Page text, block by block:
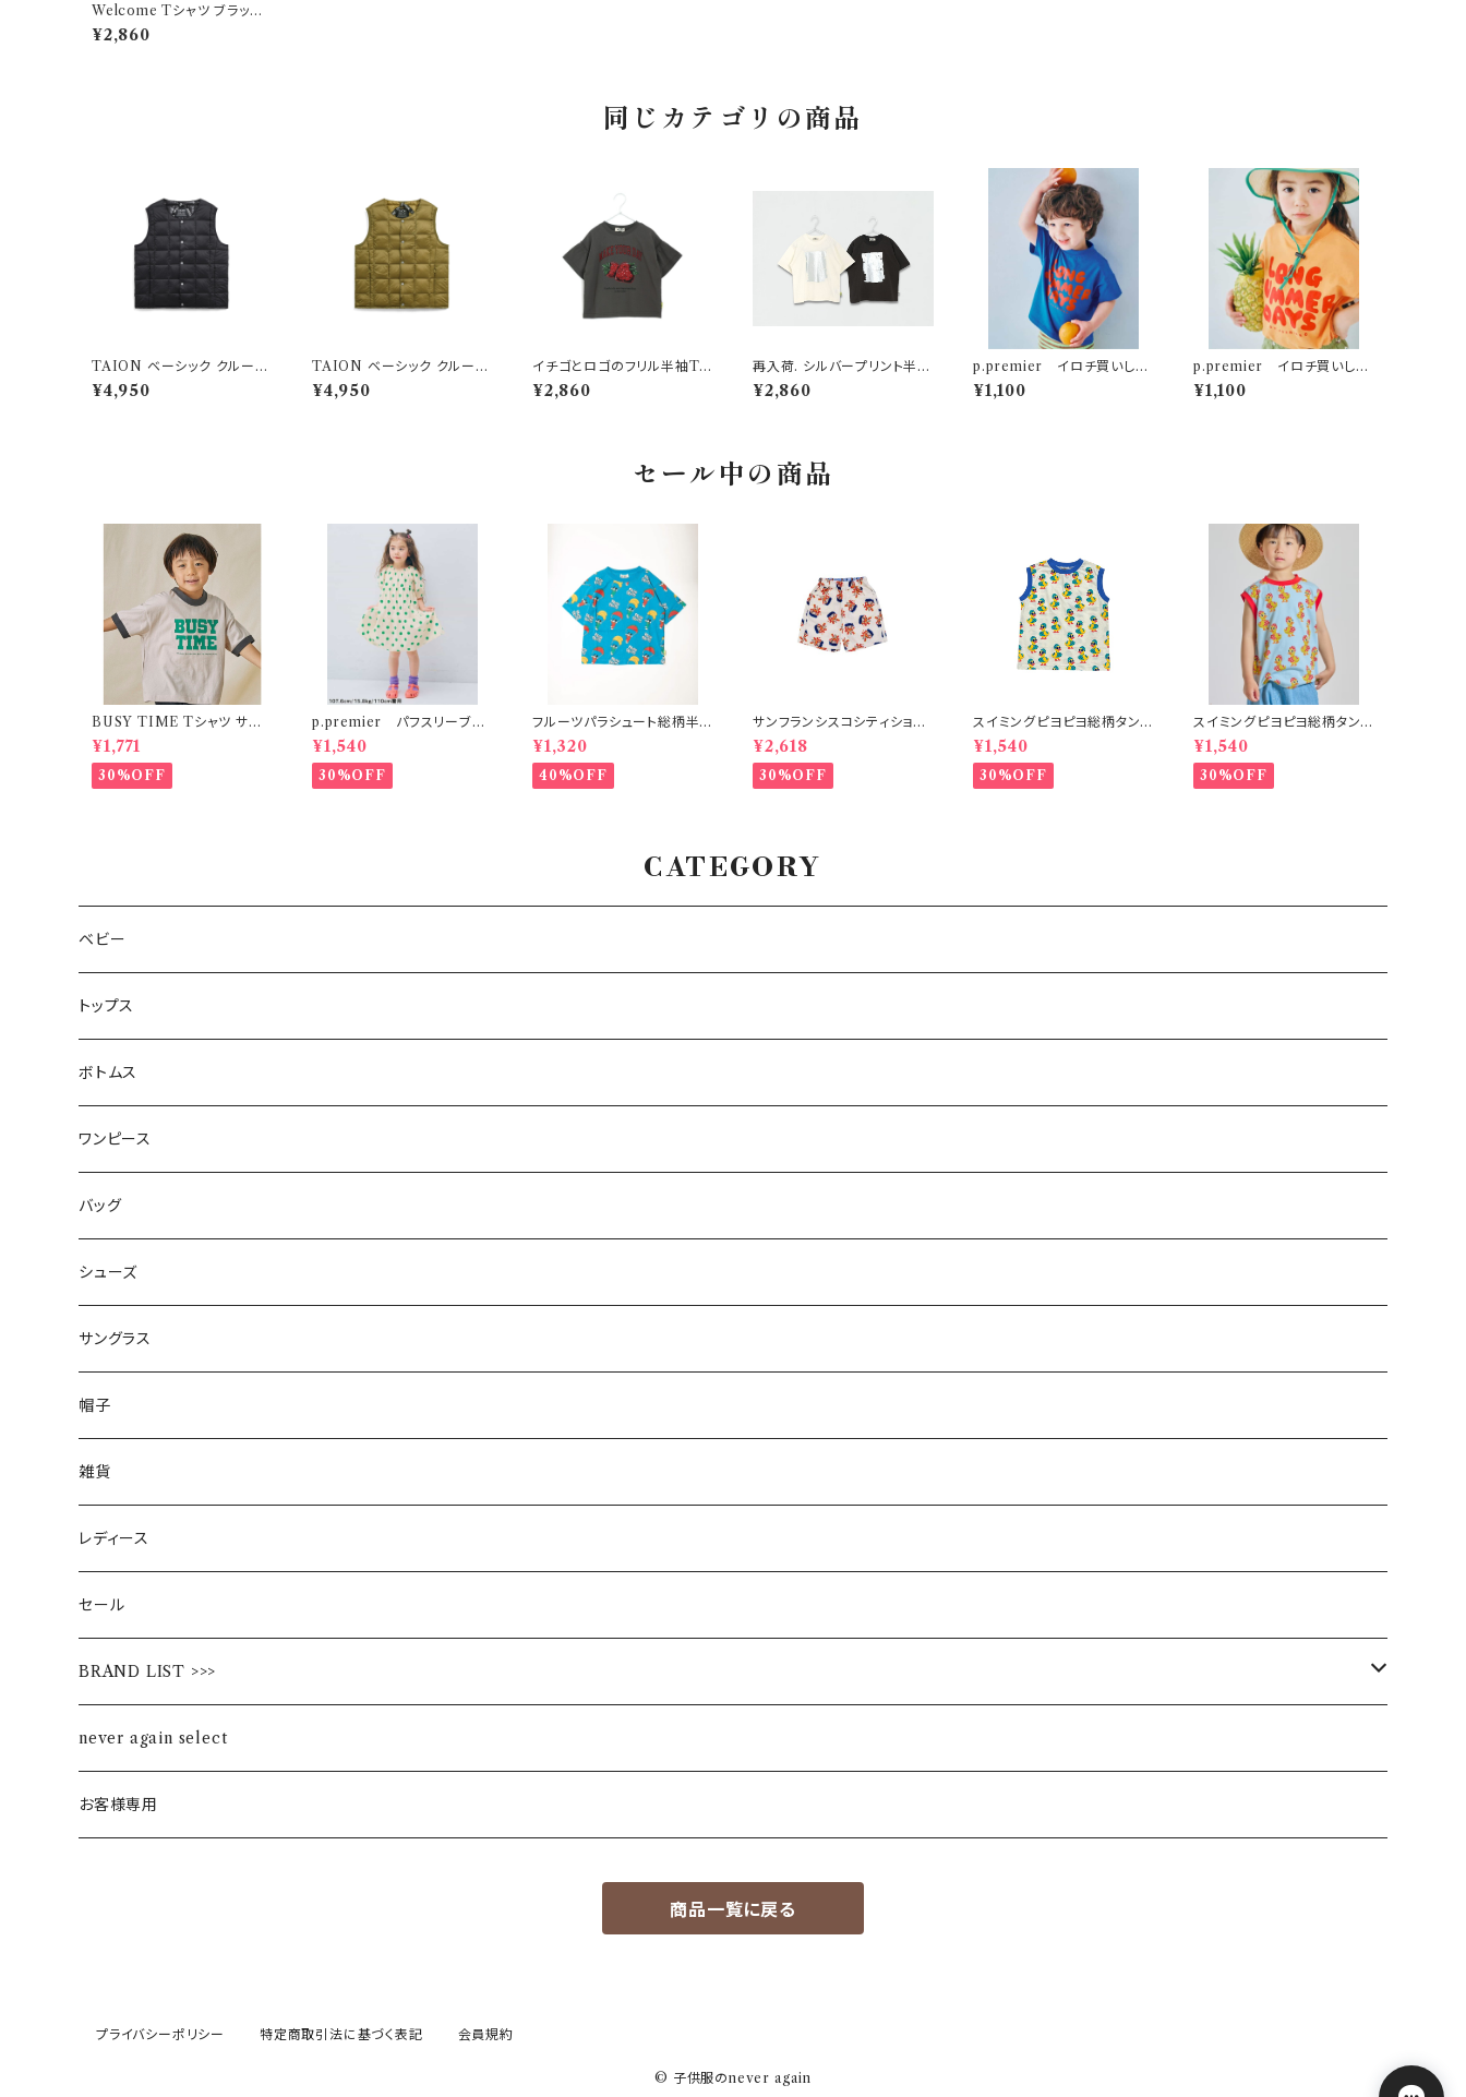
Welcome Tシャツ ブラック
F(160-170)
¥2,860
同じカテゴリの商品
TAION ベーシック クルーネ
ック インナーダウンベスト ブ
ラック
¥4,950
TAION ベーシック クルーネ
ック インナーダウンベスト ベ
ージュ
¥4,950
イチゴとロゴのフリル半袖Tシ
¥2,860
再入荷. シルバープリント半袖
Tシャツ 150-160cm
¥2,860
p.premier イロチ買いした
いノーバケーションノーサマー
¥1,100
p.premier イロチ買いした
いノーバケーションノーサマー
¥1,100
セール中の商品
BUSY TIME Tシャツ サン
ド S-XL
¥1,771
30%OFF
p.premier パフスリーブワ
ンピース ドット柄
¥1,540
30%OFF
フルーツパラシュート総柄半
袖Tシャツ ブルー
¥1,320
40%OFF
サンフランシスコシティショー
ツ オフホワイト 150-160
¥2,618
30%OFF
スイミングピヨピヨ総柄タンク
トップ アイボリー
¥1,540
30%OFF
スイミングピヨピヨ総柄タンク
トップ サックス
¥1,540
30%OFF
CATEGORY
ベビー
トップス
ボトムス
ワンピース
バッグ
シューズ
サングラス
帽子
雑貨
レディース
セール
BRAND LIST >>>
ALL STAR
Alohaloha
never again select
お客様専用
商品一覧に戻る
プライバシーポリシー 特定商取引法に基づく表記 会員規約
© 子供服のnever again